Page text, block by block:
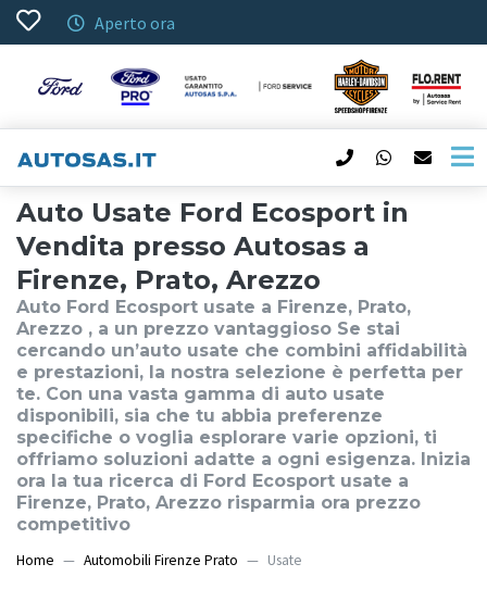
Aperto ora
Auto Usate Ford Ecosport in
Vendita presso Autosas a
Firenze, Prato, Arezzo
Auto Ford Ecosport usate a Firenze, Prato,
Arezzo , a un prezzo vantaggioso Se stai
cercando un’auto usate che combini affidabilità
e prestazioni, la nostra selezione è perfetta per
te. Con una vasta gamma di auto usate
disponibili, sia che tu abbia preferenze
specifiche o voglia esplorare varie opzioni, ti
offriamo soluzioni adatte a ogni esigenza. Inizia
ora la tua ricerca di Ford Ecosport usate a
Firenze, Prato, Arezzo risparmia ora prezzo
competitivo
Home Automobili Firenze Prato Usate